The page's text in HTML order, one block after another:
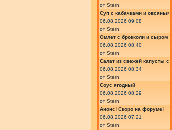
от Stern
Суп с кабачками и
06.08.2026 09:08
от Stern
Омлет с брокколи и сыром
06.08.2026 08:40
от Stern
Салат из свежей капусты
06.08.2026 08:34
от Stern
Соус ягодный
06.08.2026 08:29
от Stern
Анонс! Скоро на форуме!
06.08.2026 07:21
от Stern